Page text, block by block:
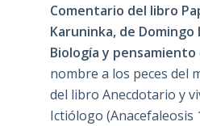
Comentario del libro
Karuninka, de Domingo
Biología y pensamiento
nombre a los peces del
del libro Anecdotario y
Ictiólogo (Anacefaleosis